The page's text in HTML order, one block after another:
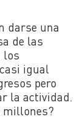
darse una
de las
los
igual
pero
la actividad.
millones?